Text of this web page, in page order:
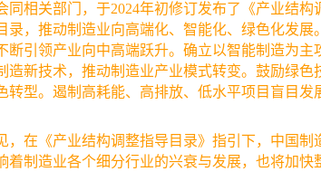
同相关部门，于2024年初修订发布了《产业结
录，推动制造业向高端化、智能化、绿色化发
断引领产业向中高端跃升。确立以智能制造为
造新技术，推动制造业产业模式转变。鼓励绿
转型。遏制高耗能、高排放、低水平项目盲目发
，在《产业结构调整指导目录》指引下，中国
着制造业各个细分行业的兴衰与发展，也将加